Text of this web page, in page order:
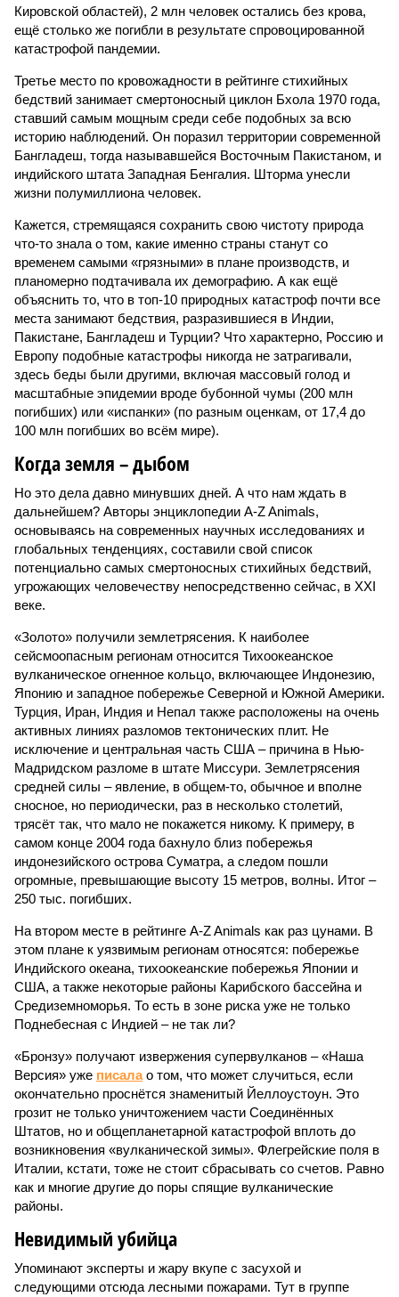
Кировской областей), 2 млн человек остались без крова,
ещё столько же погибли в результате спровоцированной
катастрофой пандемии.
Третье место по кровожадности в рейтинге стихийных
бедствий занимает смертоносный циклон Бхола 1970 года,
ставший самым мощным среди себе подобных за всю
историю наблюдений. Он поразил территории современной
Бангладеш, тогда называвшейся Восточным Пакистаном, и
индийского штата Западная Бенгалия. Шторма унесли
жизни полумиллиона человек.
Кажется, стремящаяся сохранить свою чистоту природа
что-то знала о том, какие именно страны станут со
временем самыми «грязными» в плане производств, и
планомерно подтачивала их демографию. А как ещё
объяснить то, что в топ-10 природных катастроф почти все
места занимают бедствия, разразившиеся в Индии,
Пакистане, Бангладеш и Турции? Что характерно, Россию и
Европу подобные катастрофы никогда не затрагивали,
здесь беды были другими, включая массовый голод и
масштабные эпидемии вроде бубонной чумы (200 млн
погибших) или «испанки» (по разным оценкам, от 17,4 до
100 млн погибших во всём мире).
Когда земля – дыбом
Но это дела давно минувших дней. А что нам ждать в
дальнейшем? Авторы энциклопедии A-Z Animals,
основываясь на современных научных исследованиях и
глобальных тенденциях, составили свой список
потенциально самых смертоносных стихийных бедствий,
угрожающих человечеству непосредственно сейчас, в XXI
веке.
«Золото» получили землетрясения. К наиболее
сейсмоопасным регионам относится Тихоокеанское
вулканическое огненное кольцо, включающее Индонезию,
Японию и западное побережье Северной и Южной Америки.
Турция, Иран, Индия и Непал также расположены на очень
активных линиях разломов тектонических плит. Не
исключение и центральная часть США – причина в Нью-
Мадридском разломе в штате Миссури. Землетрясения
средней силы – явление, в общем-то, обычное и вполне
сносное, но периодически, раз в несколько столетий,
трясёт так, что мало не покажется никому. К примеру, в
самом конце 2004 года бахнуло близ побережья
индонезийского острова Суматра, а следом пошли
огромные, превышающие высоту 15 метров, волны. Итог –
250 тыс. погибших.
На втором месте в рейтинге A-Z Animals как раз цунами. В
этом плане к уязвимым регионам относятся: побережье
Индийского океана, тихо­океанские побережья Японии и
США, а также некоторые районы Карибского бассейна и
Средиземноморья. То есть в зоне риска уже не только
Поднебесная с Индией – не так ли?
«Бронзу» получают извержения супервулканов – «Наша
Версия» уже писалао том, что может случиться, если
окончательно проснётся знаменитый Йеллоустоун. Это
грозит не только уничтожением части Соединённых
Штатов, но и общепланетарной катастрофой вплоть до
возникновения «вулканической зимы». Флегрейские поля в
Италии, кстати, тоже не стоит сбрасывать со счетов. Равно
как и многие другие до поры спящие вулканические
районы.
Невидимый убийца
Упоминают эксперты и жару вкупе с засухой и
следующими отсюда лесными пожарами. Тут в группе